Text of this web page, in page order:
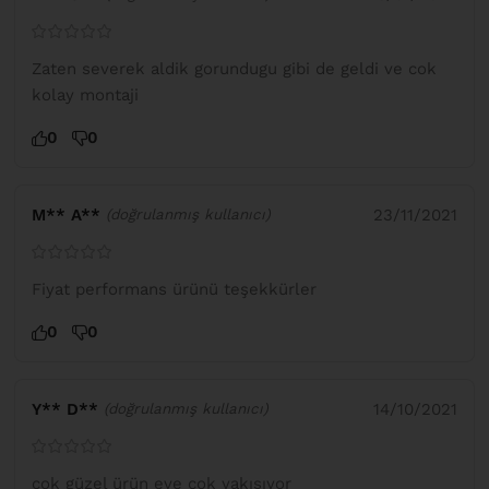
Zaten severek aldik gorundugu gibi de geldi ve cok
kolay montaji
0 0
M** A** (doğrulanmış kullanıcı) 23/11/2021
Fiyat performans ürünü teşekkürler
0 0
Y** D** (doğrulanmış kullanıcı) 14/10/2021
çok güzel ürün eve çok yakışıyor